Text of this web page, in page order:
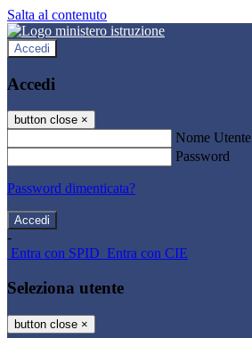
Salta al contenuto
Accedi
Accedi
button close ×
Nome Utente
Password
Password dimenticata?
-
Entra con SPID Entra con CIE
Seleziona utente
button close ×